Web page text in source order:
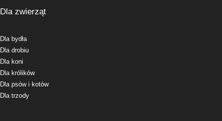
Dla zwierząt
Dla bydła
Dla drobiu
Dla koni
Dla królików
Dla psów i kotów
Dla trzody